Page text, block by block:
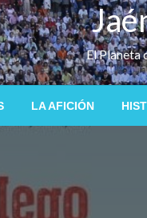
El Planeta
LA AFICIÓN